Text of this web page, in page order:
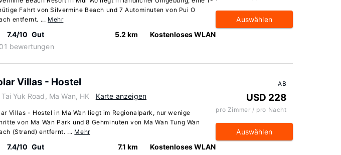
Fahrt von Silvermine Beach und 7 Autominuten von Pui O
entfernt. ... Mehr
7.4/10 Gut
bewertungen
5.2 km Kostenloses WLAN
Auswählen
Villas - Hostel
Yuk Road, Ma Wan, HK Karte anzeigen
Villas - Hostel in Ma Wan liegt im Regionalpark, nur wenige
von Ma Wan Park und 8 Gehminuten von Ma Wan Tung Wan
(Strand) entfernt. ... Mehr
7.4/10 Gut
7.1 km Kostenloses WLAN
AB
USD 228
pro Zimmer / pro Nacht
Auswählen